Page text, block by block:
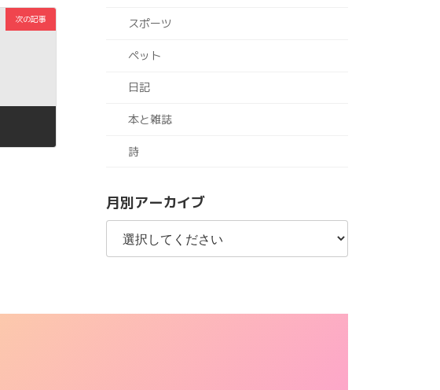
次の記事 スポーツ
ペット
日記
本と雑誌
詩
月別アーカイブ